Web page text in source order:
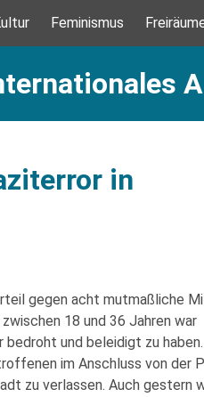
Feminismus
in
gegen acht mutmaßliche
18 und 36 Jahren war
und beleidigt zu
im Anschluss von der
zu verlassen. Auch gestern